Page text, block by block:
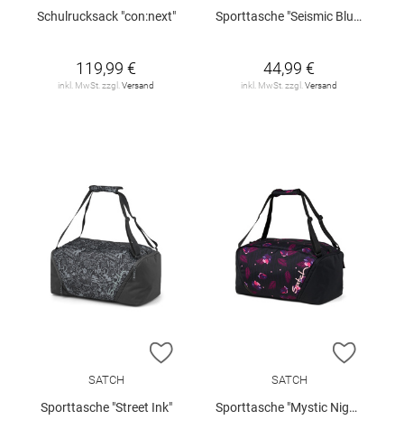
Schulrucksack "con:next"
119,99 €
inkl. MwSt. zzgl. Versand
Sporttasche "Seismic Blue"
44,99 €
inkl. MwSt. zzgl. Versand
ZUR WUNSCHLISTE HINZUFÜGEN
SATCH
Sporttasche "Street Ink"
ZUR
SATCH
Sporttasche "Mystic Nights"